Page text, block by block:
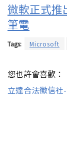
微軟正式推
筆電
Tags: Microsoft
您也許會喜歡：
立達合法徵信